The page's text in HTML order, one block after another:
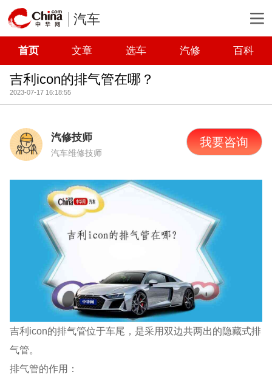
汽车
首页 文章 选车 汽修 百科
吉利icon的排气管在哪？
2023-07-17 16:18:55
汽修技师
汽车维修技师
我要咨询
吉利icon的排气管位于车尾，是采用双边共两出的隐藏式排
气管。
排气管的作用：